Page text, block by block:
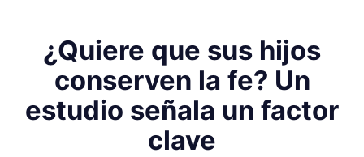
¿Quiere que sus hijos
conserven la fe? Un
estudio señala un factor
clave